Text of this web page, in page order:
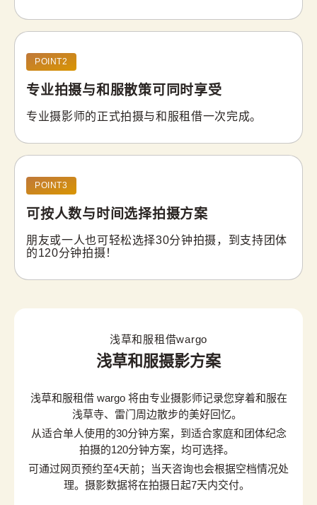
POINT2
专业拍摄与和服散策可同时享受
专业摄影师的正式拍摄与和服租借一次完成。
POINT3
可按人数与时间 选择拍摄方案
朋友或一人也可轻松选择30分钟拍摄，到支持团体
的120分钟拍摄！
浅草和服租借wargo
浅草和服摄影方案
浅草和服租借 wargo 将由专业摄影师记录您穿着和服在
浅草寺、雷门周边散步的美好回忆。
从适合单人使用的30分钟方案，到适合家庭和团体纪念
拍摄的120分钟方案，均可选择。
可通过网页预约至4天前；当天咨询也会根据空档情况处
理。摄影数据将在拍摄日起7天内交付。